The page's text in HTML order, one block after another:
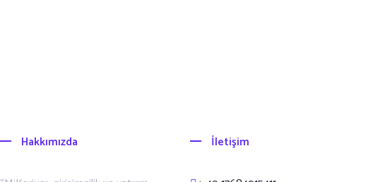
Hakkımızda İletişim
Arabic